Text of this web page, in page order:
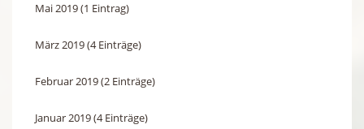
Mai 2019 (1 Eintrag)
März 2019 (4 Einträge)
Februar 2019 (2 Einträge)
Januar 2019 (4 Einträge)